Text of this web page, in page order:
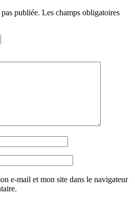
publiée. Les champs obligatoires
e-mail et mon site dans le navigateur